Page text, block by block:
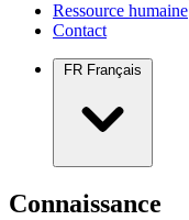
Ressource humaine
Contact
FR Français
Connaissance